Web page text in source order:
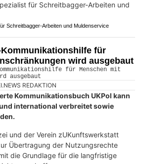
Schreitbagger-Arbeiten und Muldenservice
für
wird ausgebaut
REDAKTION
Kommunikationsbuch UKPol kann
international verbreitet sowie
und der Verein zUKunftswerkstatt
Übertragung der Nutzungsrechte
die Grundlage für die langfristige